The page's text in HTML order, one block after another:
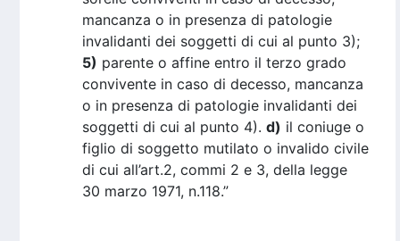
mancanza o in presenza di patologie
invalidanti dei soggetti di cui al punto 3);
5) parente o affine entro il terzo grado
convivente in caso di decesso, mancanza
o in presenza di patologie invalidanti dei
soggetti di cui al punto 4). d) il coniuge o
figlio di soggetto mutilato o invalido civile
di cui all’art.2, commi 2 e 3, della legge
30 marzo 1971, n.118.”